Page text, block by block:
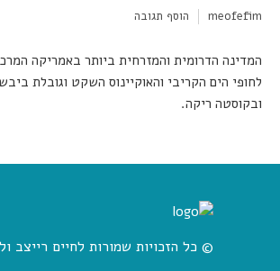
meofefim הוסף תגובה
המדינה הדרומית והמזרחית ביותר באמריקה
לחופי הים הקריבי והאוקיינוס השקט וגובלת
ובקוסטה ריקה.
© כל הזכויות שמורות לחיים רייצב